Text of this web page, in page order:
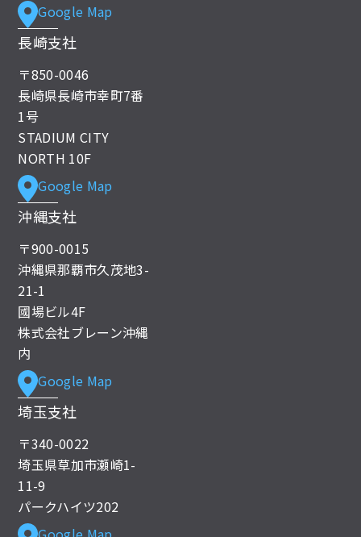
Google Map
長崎支社
〒850-0046
長崎県長崎市幸町7番
1号
STADIUM CITY
NORTH 10F
Google Map
沖縄支社
〒900-0015
沖縄県那覇市久茂地3-
21-1
國場ビル4F
株式会社ブレーン沖縄
内
Google Map
埼玉支社
〒340-0022
埼玉県草加市瀬崎1-
11-9
パークハイツ202